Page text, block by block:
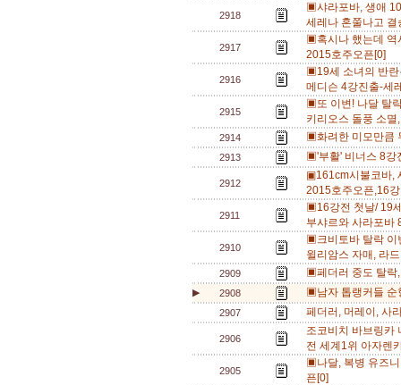
2918
▣샤라포바, 생애
세레나 혼쭐나고
2917
▣혹시나 했는데 역
2015호주오픈[0]
2916
▣19세 소녀의 반란
메디슨 4강진출-세
2915
▣또 이변! 나달 탈
키리오스 돌풍 소
2914 ▣화려한 미모만큼
2913 ▣'부활' 비너스 8강
2912
▣161cm시불코바,
2015호주오픈,16
2911
▣16강전 첫날/ 19
부샤르와 사라포
2910
▣크비토바 탈락 이
윌리암스 자매, 라
2909 ▣페더러 중도 탈락
▶ 2908 ▣남자 톱랭커들 순
2907 페더러, 머레이, 사
2906
조코비치 바브링카
전 세계1위 아자렌
2905
▣나달, 복병 유즈
픈[0]